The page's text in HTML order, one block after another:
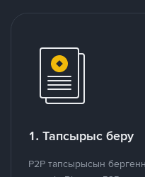
1. Тапсырыс беру
P2P тапсырысын